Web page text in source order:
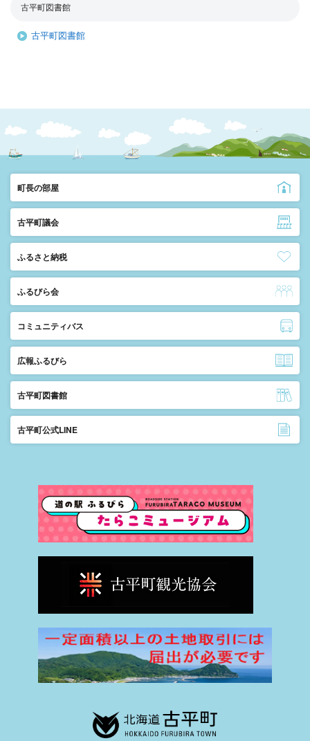
古平町図書館
古平町図書館
町長の部屋
古平町議会
ふるさと納税
ふるびら会
コミュニティバス
広報ふるびら
古平町図書館
古平町公式LINE